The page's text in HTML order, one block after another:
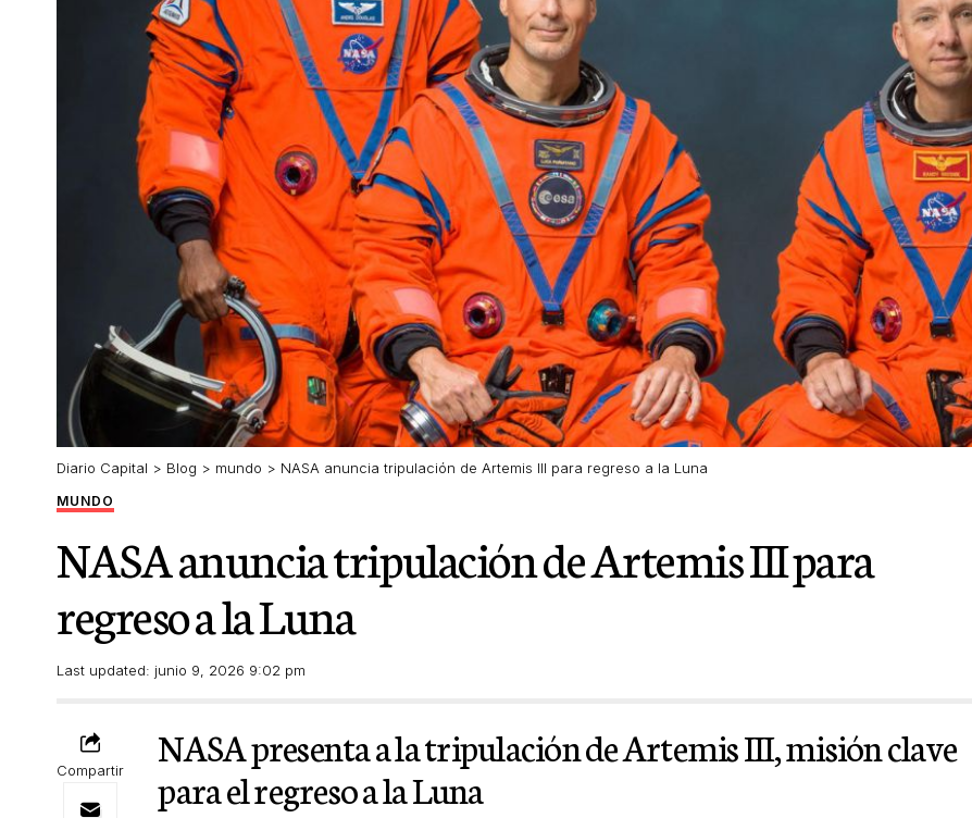
Diario Capital > Blog > mundo > NASA anuncia tripulación de Artemis III para regreso a la Luna
MUNDO
NASA anuncia tripulación de Artemis III para
regreso a la Luna
Last updated: junio 9, 2026 9:02 pm
Compartir
NASA presenta a la tripulación de Artemis III, misión clave
para el regreso a la Luna